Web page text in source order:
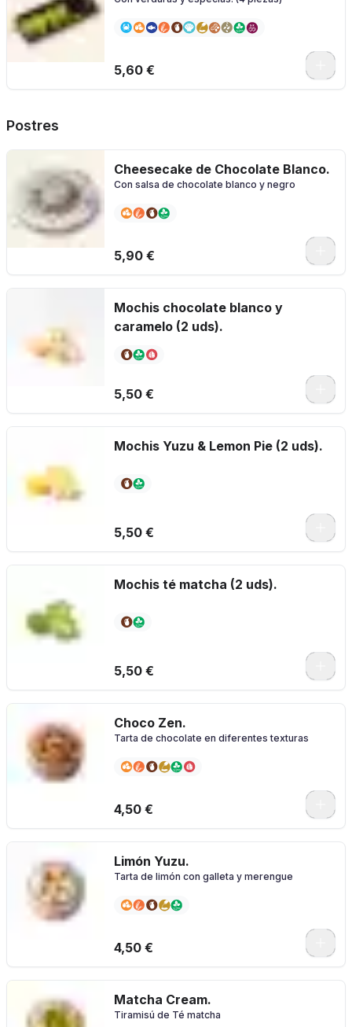
5,60 €
Postres
Cheesecake de Chocolate Blanco.
Con salsa de chocolate blanco y negro
5,90 €
Mochis chocolate blanco y
caramelo (2 uds).
5,50 €
Mochis Yuzu & Lemon Pie (2 uds).
5,50 €
Mochis té matcha (2 uds).
5,50 €
Choco Zen.
Tarta de chocolate en diferentes texturas
4,50 €
Limón Yuzu.
Tarta de limón con galleta y merengue
4,50 €
Matcha Cream.
Tiramisú de Té matcha